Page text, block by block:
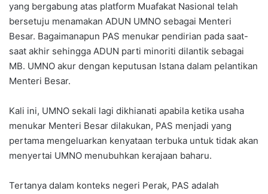
yang bergabung atas platform Muafakat Nasional telah
bersetuju menamakan ADUN UMNO sebagai Menteri
Besar. Bagaimanapun PAS menukar pendirian pada saat-
saat akhir sehingga ADUN parti minoriti dilantik sebagai
MB. UMNO akur dengan keputusan Istana dalam pelantikan
Menteri Besar.
Kali ini, UMNO sekali lagi dikhianati apabila ketika usaha
menukar Menteri Besar dilakukan, PAS menjadi yang
pertama mengeluarkan kenyataan terbuka untuk tidak akan
menyertai UMNO menubuhkan kerajaan baharu.
Tertanya dalam konteks negeri Perak, PAS adalah